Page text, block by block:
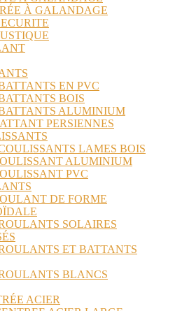
À GALANDAGE
EN PVC
BOIS
ALUMINIUM
PERSIENNES
LAMES BOIS
ALUMINIUM
PVC
DE FORME
SOLAIRES
ET BATTANTS
BLANCS
ACIER